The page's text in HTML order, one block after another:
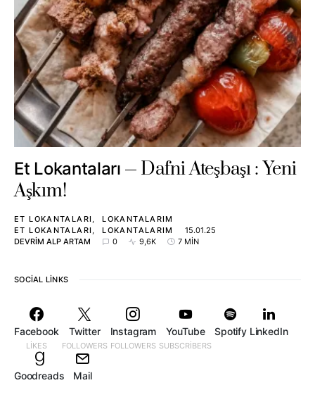
Et Lokantaları
Dafni Ateşbaşı : Yeni
Aşkım!
ET LOKANTALARI
LOKANTALARIM
ET LOKANTALARI
LOKANTALARIM
15.01.25
DEVRIM ALP ARTAM
0 9,6K 7 MIN
SOCIAL LINKS
Facebook
LIKES
Twitter
FOLLOWERS
Instagram
FOLLOWERS
YouTube
SUBSCRIBERS
Spotify LinkedIn
Goodreads Mail